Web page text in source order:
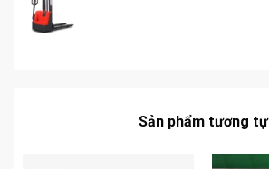
Sản phẩm tương tự